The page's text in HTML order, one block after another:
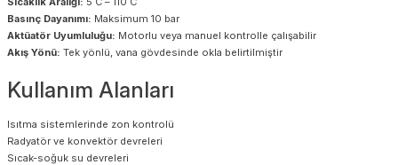
Basınç Dayanımı: Maksimum 10 bar
Aktüatör Uyumluluğu: Motorlu veya manuel kontrolle çalışabilir
Akış Yönü: Tek yönlü, vana gövdesinde okla belirtilmiştir
Kullanım Alanları
Isıtma sistemlerinde zon kontrolü
Radyatör ve konvektör devreleri
Sıcak-soğuk su devreleri